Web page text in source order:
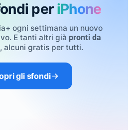
per iPhone
ogni settimana un nuovo
E tanti altri già pronti da
, alcuni gratis per tutti.
gli sfondi